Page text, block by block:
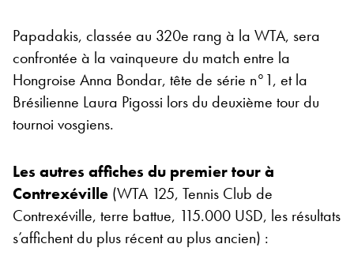
Papadakis, classée au 320e rang à la WTA, sera
confrontée à la vainqueure du match entre la
Hongroise Anna Bondar, tête de série n°1, et la
Brésilienne Laura Pigossi lors du deuxième tour du
tournoi vosgiens.
Les autres affiches du premier tour à
Contrexéville (WTA 125, Tennis Club de
Contrexéville, terre battue, 115.000 USD, les résultats
s’affichent du plus récent au plus ancien) :